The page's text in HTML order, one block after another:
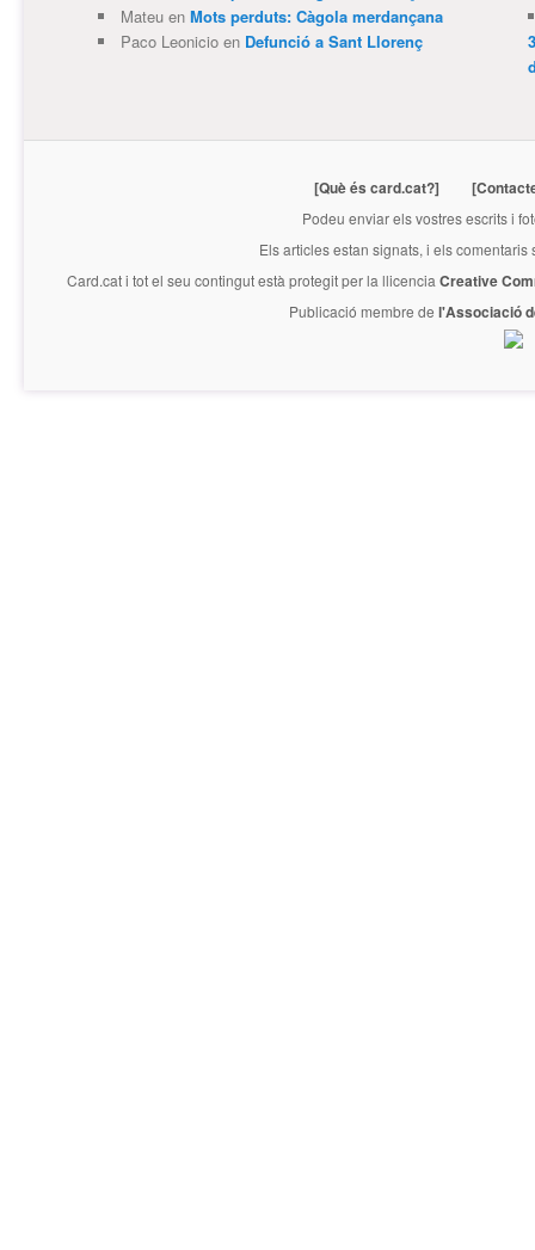
Mateuen Mots perduts: Càgola merdançana
Paco Leonicioen Defunció a Sant Llorenç
[Què és card.cat?]
Podeu enviar els vostres escrits i
Els articles estan signats, i els
Card.cati tot el seu contingut està protegit per la llicencia Creative
Publicació membre de l'Associació